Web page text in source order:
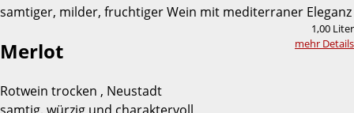
samtiger, milder, fruchtiger Wein mit mediterraner Eleganz
1,00 Liter
mehr Details
Merlot
Rotwein trocken , Neustadt